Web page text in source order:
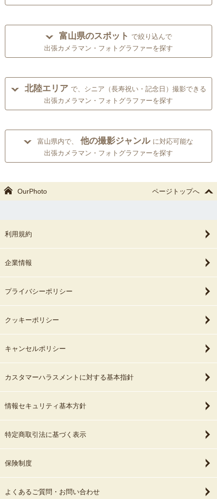
富山県のスポット で絞り込んで
出張カメラマン・フォトグラファーを探す
北陸エリア で、シニア（長寿祝い・記念日）撮影できる
出張カメラマン・フォトグラファーを探す
富山県内で、 他の撮影ジャンル に対応可能な
出張カメラマン・フォトグラファーを探す
OurPhoto ページトップへ
利用規約
企業情報
プライバシーポリシー
クッキーポリシー
キャンセルポリシー
カスタマーハラスメントに対する基本指針
情報セキュリティ基本方針
特定商取引法に基づく表示
保険制度
よくあるご質問・お問い合わせ